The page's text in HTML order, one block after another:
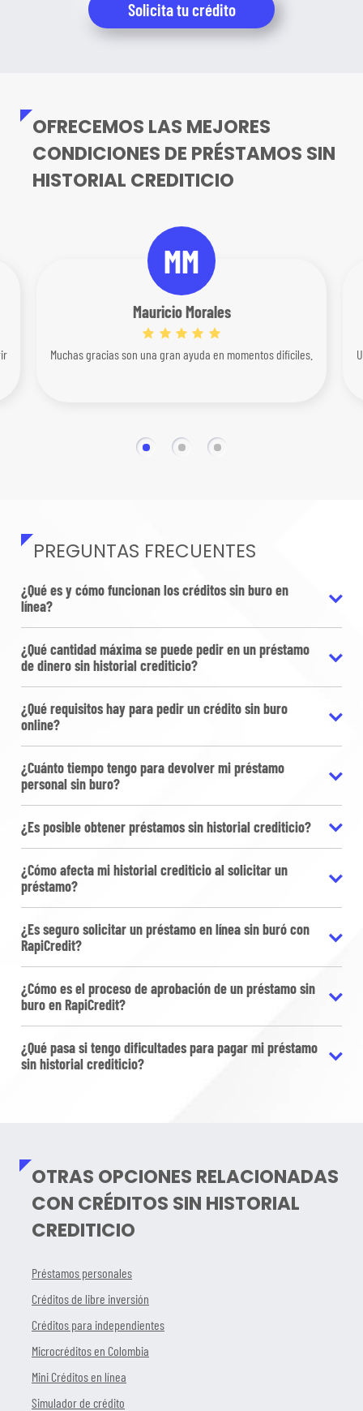
Solicita tu crédito
OFRECEMOS LAS MEJORES
CONDICIONES DE PRÉSTAMOS SIN
HISTORIAL CREDITICIO
MM
Mauricio Morales
Muchas gracias son una gran ayuda en momentos difíciles.
PREGUNTAS FRECUENTES
¿Qué es y cómo funcionan los créditos sin buro en
línea?
¿Qué cantidad máxima se puede pedir en un préstamo
de dinero sin historial crediticio?
¿Qué requisitos hay para pedir un crédito sin buro
online?
¿Cuánto tiempo tengo para devolver mi préstamo
personal sin buro?
¿Es posible obtener préstamos sin historial crediticio?
¿Cómo afecta mi historial crediticio al solicitar un
préstamo?
¿Es seguro solicitar un préstamo en línea sin buró con
RapiCredit?
¿Cómo es el proceso de aprobación de un préstamo sin
buro en RapiCredit?
¿Qué pasa si tengo dificultades para pagar mi préstamo
sin historial crediticio?
OTRAS OPCIONES RELACIONADAS
CON CRÉDITOS SIN HISTORIAL
CREDITICIO
Préstamos personales
Créditos de libre inversión
Créditos para independientes
Microcréditos en Colombia
Mini Créditos en línea
Simulador de crédito